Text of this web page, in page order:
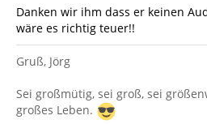
Danken wir ihm dass er keinen
wäre es richtig teuer!!
Gruß, Jörg
Sei großmütig, sei groß, sei
großes Leben.